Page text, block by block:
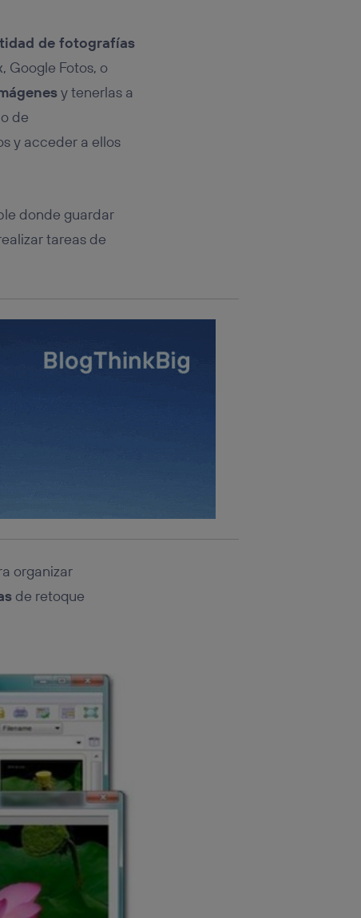
de fotografías
Google Fotos, o
y tenerlas a
de
y acceder a ellos
donde guardar
tareas de
organizar
de retoque
se
que
la parte